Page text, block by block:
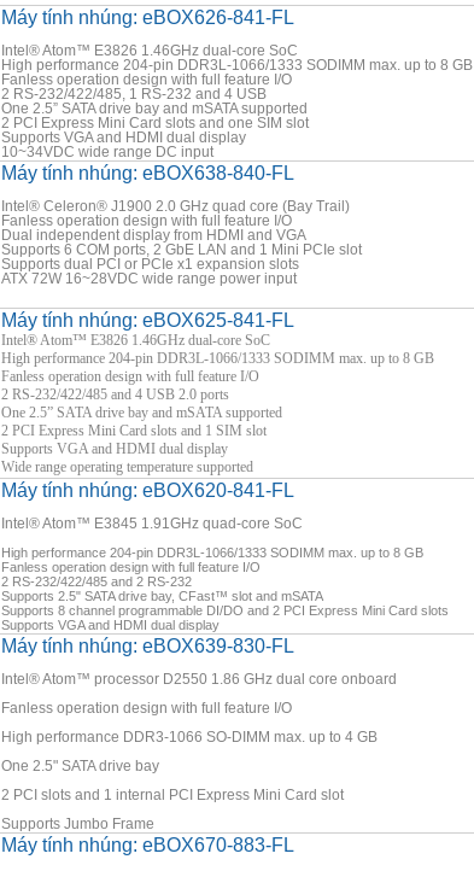
Máy tính nhúng: eBOX626-841-FL
Intel® Atom™ E3826 1.46GHz dual-core SoC
High performance 204-pin DDR3L-1066/1333 SODIMM max. up to 8 GB
Fanless operation design with full feature I/O
2 RS-232/422/485, 1 RS-232 and 4 USB
One 2.5” SATA drive bay and mSATA supported
2 PCI Express Mini Card slots and one SIM slot
Supports VGA and HDMI dual display
10~34VDC wide range DC input
Máy tính nhúng: eBOX638-840-FL
Intel® Celeron® J1900 2.0 GHz quad core (Bay Trail)
Fanless operation design with full feature I/O
Dual independent display from HDMI and VGA
Supports 6 COM ports, 2 GbE LAN and 1 Mini PCIe slot
Supports dual PCI or PCIe x1 expansion slots
ATX 72W 16~28VDC wide range power input
Máy tính nhúng: eBOX625-841-FL
Intel® Atom™ E3826 1.46GHz dual-core SoC
High performance 204-pin DDR3L-1066/1333 SODIMM max. up to 8 GB
Fanless operation design with full feature I/O
2 RS-232/422/485 and 4 USB 2.0 ports
One 2.5” SATA drive bay and mSATA supported
2 PCI Express Mini Card slots and 1 SIM slot
Supports VGA and HDMI dual display
Wide range operating temperature supported
Máy tính nhúng: eBOX620-841-FL
Intel® Atom™ E3845 1.91GHz quad-core SoC
High performance 204-pin DDR3L-1066/1333 SODIMM max. up to 8 GB
Fanless operation design with full feature I/O
2 RS-232/422/485 and 2 RS-232
Supports 2.5" SATA drive bay, CFast™ slot and mSATA
Supports 8 channel programmable DI/DO and 2 PCI Express Mini Card slots
Supports VGA and HDMI dual display
Máy tính nhúng: eBOX639-830-FL
Intel® Atom™ processor D2550 1.86 GHz dual core onboard
Fanless operation design with full feature I/O
High performance DDR3-1066 SO-DIMM max. up to 4 GB
One 2.5" SATA drive bay
2 PCI slots and 1 internal PCI Express Mini Card slot
Supports Jumbo Frame
Máy tính nhúng: eBOX670-883-FL